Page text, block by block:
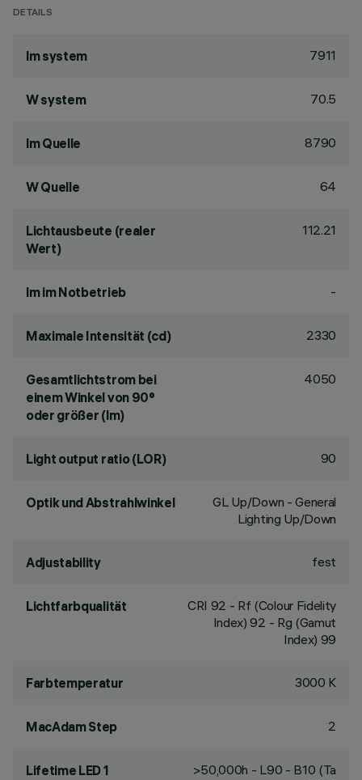
DETAILS
lm system 7911
W system 70.5
lm Quelle 8790
W Quelle 64
Lichtausbeute (realer
Wert)
112.21
lm im Notbetrieb -
Maximale Intensität (cd) 2330
Gesamtlichtstrom bei
einem Winkel von 90°
oder größer (lm)
4050
Light output ratio (LOR) 90
Optik und Abstrahlwinkel
GL Up/Down - General
Lighting Up/Down
Adjustability fest
Lichtfarbqualität CRI 92 - Rf (Colour Fidelity
Index) 92 - Rg (Gamut
Index) 99
Farbtemperatur 3000 K
MacAdam Step 2
Lifetime LED 1
>50,000h - L90 - B10 (Ta